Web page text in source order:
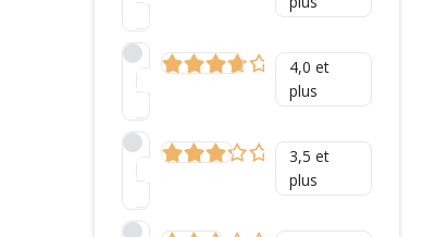
4,0 et
plus
3,5 et
plus